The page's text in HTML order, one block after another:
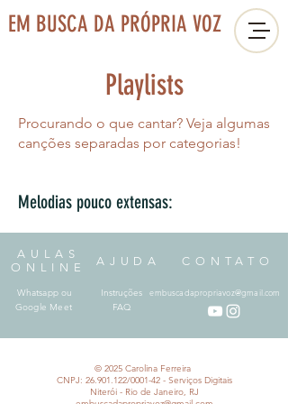
EM BUSCA DA PRÓPRIA VOZ
Playlists
Procurando o que cantar? Veja algumas
canções separadas por categorias!
Melodias pouco extensas:
AULAS
ONLINE
AJUDA CONTATO
Whatsapp ou
Google Meet
Instruções
FAQ
embuscadapropriavoz@gmail.com
© 2025 Carolina Ferreira
CNPJ: 26.901.122/0001-42 - Serviços Digitais
Niterói - Rio de Janeiro, RJ